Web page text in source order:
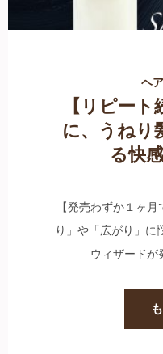
ヘ
【リピー
に、うねり
る快
【発売わずか１ヶ
り」や「広がり」に
ウィザードが